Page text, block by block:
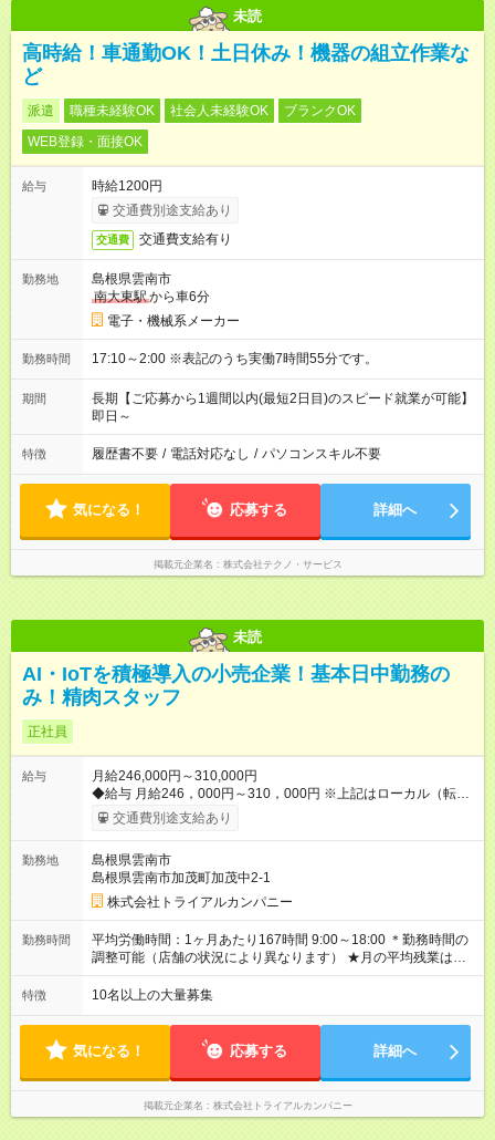
未読
高時給！車通勤OK！土日休み！機器の組立作業な
ど
派遣 職種未経験OK 社会人未経験OK
ブランクOK
WEB登録・面接OK
給与
時給1200円
交通費別途支給あり
交通費 交通費支給有り
勤務地
島根県雲南市
南大東駅から車6分
電子・機械系メーカー
勤務時間 17:10～2:00 ※表記のうち実働7時間55分です。
期間
長期【ご応募から1週間以内(最短2日目)のスピード就業が可能】
即日～
特徴 履歴書不要 / 電話対応なし / パソコンスキル不要
気になる！ 応募する 詳細へ
掲載元企業名 株式会社テクノ・サービス
未読
AI・IoTを積極導入の小売企業！基本日中勤務の
み！精肉スタッフ
正社員
給与
月給246,000円～310,000円
◆給与 月給246，000円～310，000円 ※上記はローカル（転勤
なし）勤務の給与になります。 ※リージョナル勤務（ブロック
内転勤あり）：月給250，000円～ 全国勤務：月給260，000
～400，000円 【バイヤー経験がある方】 月給380，000円～ ※
当社規定の採用基準により、能力、年齢、 前職経験などを考慮
の上、決定いたします。 ※試用期間2ヶ月（賃金同一） ◆給与に
プラスしてもらえる手当・インセンティブ ◎残業手当 ◎住宅手
当 ◎通勤手当 ◎家族手当 ◎資格手当 ◎職位手当 ◎単身手当 ◎残
業手当（全額支給） ◎深夜手当 ※一部、店舗により異なります
績：月平均残業時間13.25h以下） 【試用期間】試用期間あり 試
用期間の長さ：2ヶ月 雇用形態、給与は本採用時と同じです。
交通費別途支給あり
勤務地
島根県雲南市
島根県雲南市加茂町加茂中2-1
株式会社トライアルカンパニー
勤務時間
平均労働時間：1ヶ月あたり167時間 9:00～18:00 ＊勤務時間の
調整可能（店舗の状況により異なります） ★月の平均残業は
13.25ｈ以下 ⇒業務効率化等を図り、さらに減らしていきます
◎基本は定時退社 ◎固定残業・みなし残業ナシ。残業分は1分単
務時間の調整可能（店舗の状況により異なります） ★月の平均
残業は13.25ｈ以下 ⇒業務効率化等を図り、さらに減らしてい
きます ◎基本は定時退社 ◎固定残業・みなし残業ナシ。残業分
は1分単位で支給
特徴 10名以上の大量募集
気になる！ 応募する 詳細へ
掲載元企業名 株式会社トライアルカンパニー